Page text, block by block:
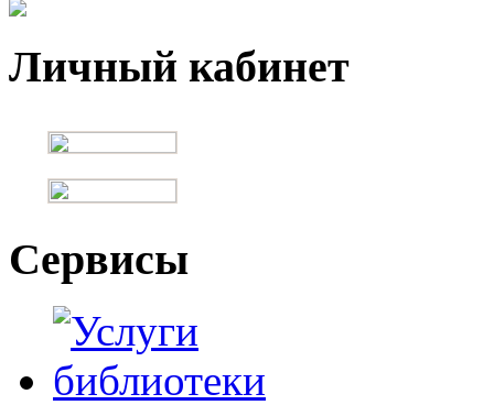
Личный кабинет
Сервисы